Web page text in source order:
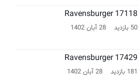
Ravensburger 17118
50 بازدید 28 آبان 1402
Ravensburger 17429
181 بازدید 28 آبان 1402